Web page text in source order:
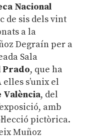
Nacional
de sis dels vint
a la
Degraín per a
Sala
Prado, que ha
s’unix el
València, del
amb
pictòrica.
Muñoz